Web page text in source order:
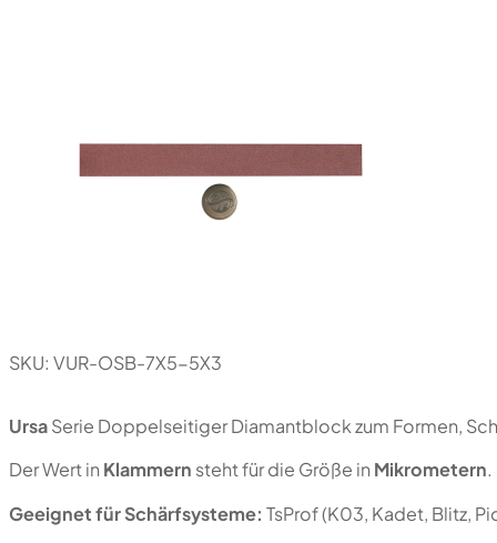
UrsaSerie Doppelseitiger Diamantblock zum Formen,
Der Wert inKlammern steht für die Größe inMikrometern.
Geeignet für Schärfsysteme: TsProf (K03, Kadet, Blitz,
SKU: VUR-OSB-7X5-5X3